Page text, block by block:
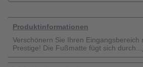
Produktinformationen
Verschönern Sie Ihren Eingangsbereich
Prestige! Die Fußmatte fügt sich durch...